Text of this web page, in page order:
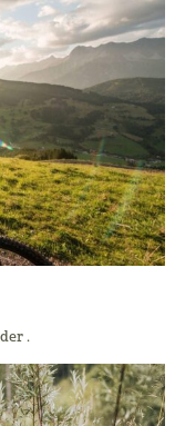
.